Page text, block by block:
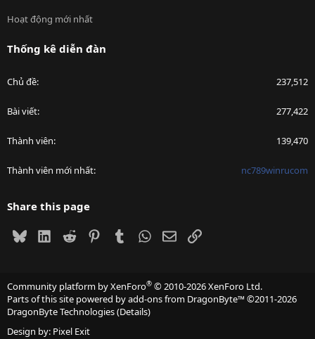
Hoạt động mới nhất
Thống kê diễn đàn
Chủ đề 237,512
Bài viết 277,422
Thành viên 139,470
Thành viên mới nhất nc789winrucom
Share this page
BlueskyLinkedIn
Reddit PinterestTumblrWhatsApp
EmailLink
Community platform by XenForo® © 2010-2026 XenForo Ltd.
Parts of this site powered byadd-ons from DragonByte™©2011-2026
DragonByte Technologies(Details)
Design by: Pixel Exit